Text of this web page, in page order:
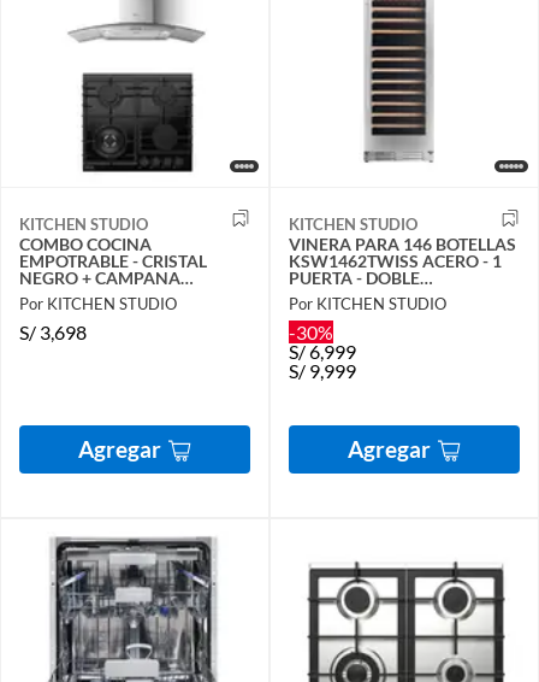
KITCHEN STUDIO
COMBO COCINA
EMPOTRABLE - CRISTAL
NEGRO + CAMPANA
DECORATIVA CIRCUS
Por KITCHEN STUDIO
S/ 3,698
Agregar
KITCHEN STUDIO
VINERA PARA 146 BOTELLAS
KSW1462TWISS ACERO - 1
PUERTA - DOBLE
TEMPERATURA
Por KITCHEN STUDIO
-30%
S/6,999
S/ 9,999
Agregar